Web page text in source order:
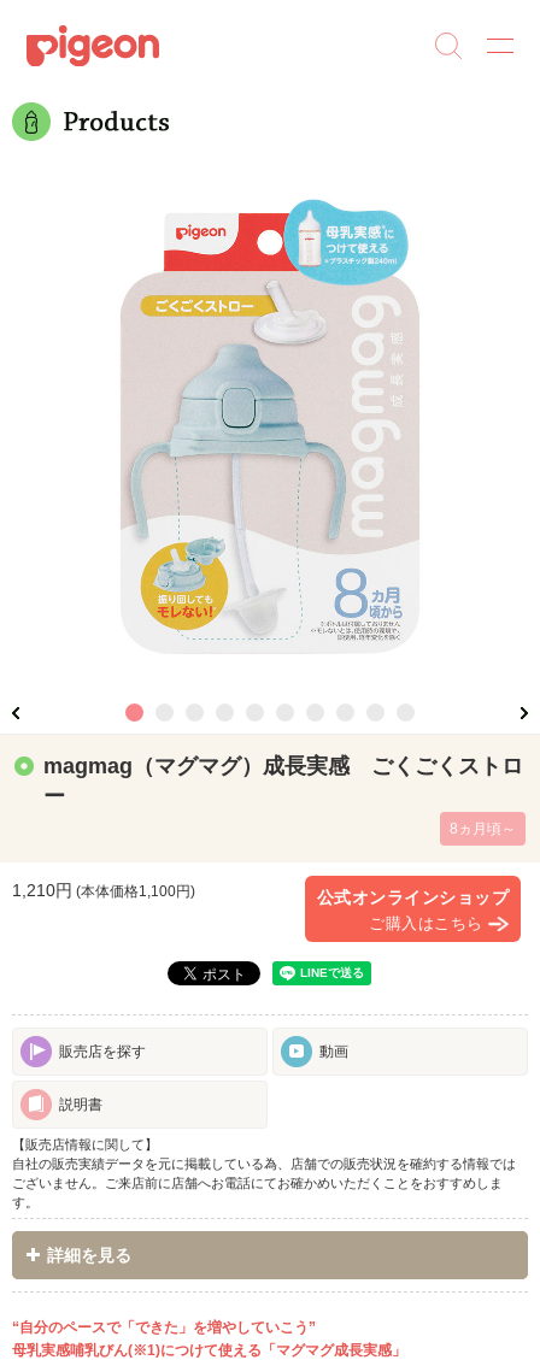
magmag（マグマグ）成長実感 ごくごくストロ
ー
8ヵ月頃～
1,210円 (本体価格1,100円) 公式オンラインショップ
ご購入はこちら
販売店を探す 動画
説明書
【販売店情報に関して】
自社の販売実績データを元に掲載している為、店舗での販売状況を確約する情報では
ございません。ご来店前に店舗へお電話にてお確かめいただくことをおすすめしま
す。
詳細を見る
“自分のペースで「できた」を増やしていこう”
母乳実感哺乳びん(※1)につけて使える「マグマグ成長実感」